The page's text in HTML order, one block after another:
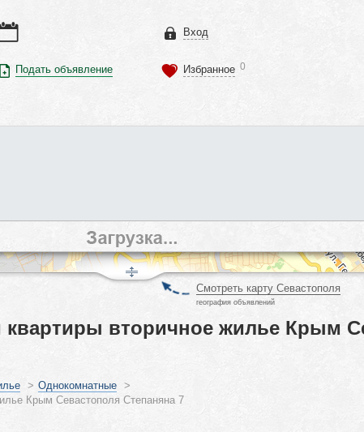
Подать объявление
Вход
Избранное 0
Смотреть карту Севастополя
география объявлений
вторичное жилье Крым
> Однокомнатные >
Крым Севастополя Степаняна 7